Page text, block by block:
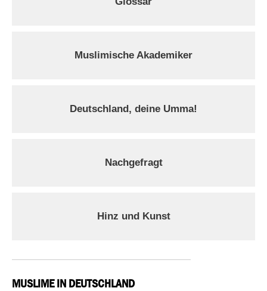
Muslimische Akademiker
Deutschland, deine Umma!
Nachgefragt
Hinz und Kunst
MUSLIME IN DEUTSCHLAND